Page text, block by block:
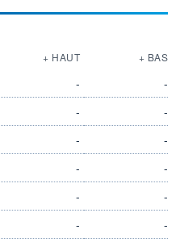
+ HAUT + BAS
-
-
-
-
-
-
-
-
-
-
-
-